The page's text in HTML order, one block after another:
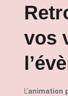
vos
L’animation